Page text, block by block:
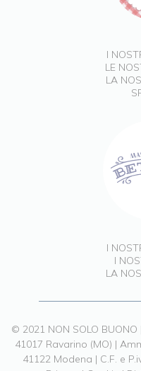
I
LE
LA
I
I
LA
© 2021 NON SOLO
41017 Ravarino (MO) |
41122 Modena | C.F. e